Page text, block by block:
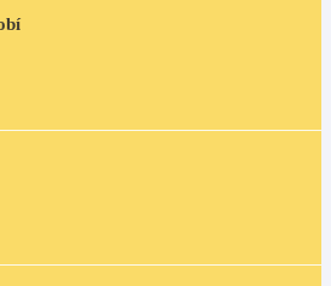
barva